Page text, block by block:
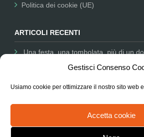
Gestisci Consenso
Usiamo cookie per ottimizzare il nostro sito web
Accetta cookie
Politica dei cookie (UE)
ARTICOLI RECENTI
Una festa, una tombolata, più di un
dell’Università salesiana
L’Associazione in Parlamento